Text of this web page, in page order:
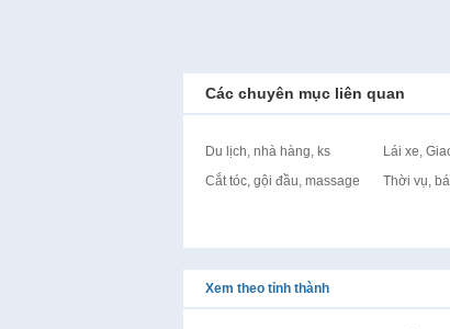
Các chuyên mục liên quan
Du lịch, nhà hàng, ks Lái xe,
Cắt tóc, gội đầu, massage
Thời vụ,
Xem theo tỉnh thành